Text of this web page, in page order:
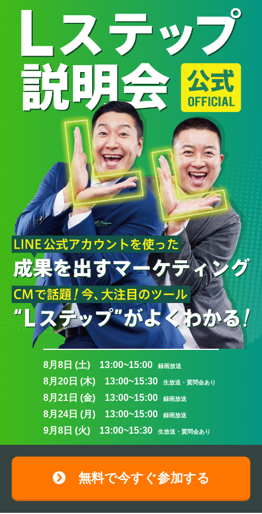
8月8日 (土) 13:00~15:00 録画放送
8月20日 (木) 13:00~15:30 生放送・質問会あり
8月21日 (金) 13:00~15:00 録画放送
8月24日 (月) 13:00~15:00 録画放送
9月8日 (火) 13:00~15:30 生放送・質問会あり
無料で今すぐ参加する